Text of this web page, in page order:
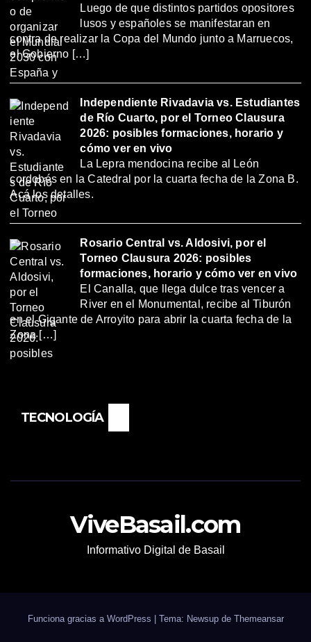
Luego de que distintos partidos opositores
lusos y españoles se manifestaran en
contra de realizar la Copa del Mundo junto a Marruecos,
el Gobierno […]
Independiente Rivadavia vs. Estudiantes
de Río Cuarto, por el Torneo Clausura
2026: posibles formaciones, horario y
cómo ver en vivo
La Lepra mendocina recibe al León
cordobés en la Catedral por la cuarta fecha de la Zona B.
Acá los detalles.
Rosario Central vs. Aldosivi, por el
Torneo Clausura 2026: posibles
formaciones, horario y cómo ver en vivo
El Canalla, que llega dulce tras vencer a
River en el Monumental, recibe al Tiburón
en el Gigante de Arroyito para abrir la cuarta fecha de la
Zona […]
TECNOLOGÍA
ViveBasail.com
Informativo Digital de Basail
Funciona gracias a WordPress | Tema: Newsup de Themeansar